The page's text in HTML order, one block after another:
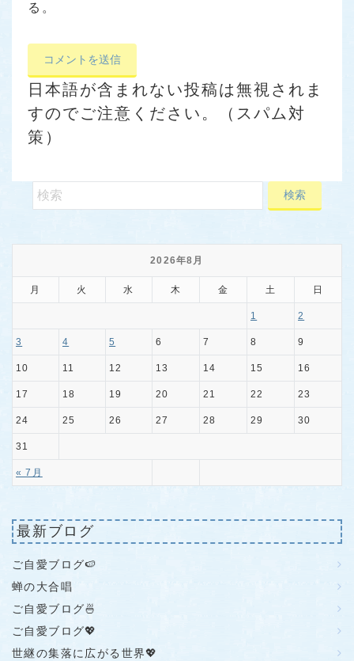
る。
日本語が含まれない投稿は無視されま
すのでご注意ください。（スパム対
策）
2026年8月
月 火 水 木 金 土 日
« 7月
1 2
3 4 5 6 7 8 9
10 11 12 13 14 15 16
17 18 19 20 21 22 23
24 25 26 27 28 29 30
31
最新ブログ
ご自愛ブログ🍉
蝉の大合唱
ご自愛ブログ🍜
ご自愛ブログ💖
世継の集落に広がる世界💖